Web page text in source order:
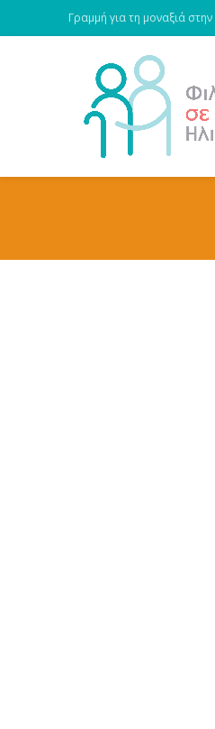
Γραμμή για τη μοναξιά στην